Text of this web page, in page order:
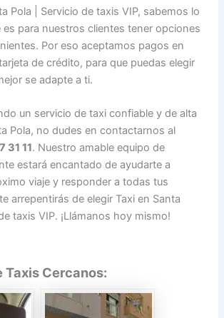
Pola | Servicio de taxis VIP, sabemos lo
es para nuestros clientes tener opciones
Por eso aceptamos pagos en
de crédito, para que puedas elegir
se adapte a ti.
un servicio de taxi confiable y de alta
Pola, no dudes en contactarnos al
31 11. Nuestro amable equipo de
estará encantado de ayudarte a
viaje y responder a todas tus
arrepentirás de elegir Taxi en Santa
taxis VIP. ¡Llámanos hoy mismo!
Taxis Cercanos: